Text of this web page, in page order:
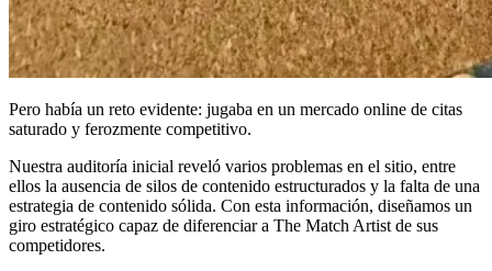
Pero había un reto evidente: jugaba en un mercado online de citas
saturado y ferozmente competitivo.
Nuestra auditoría inicial reveló varios problemas en el sitio, entre
ellos la ausencia de silos de contenido estructurados y la falta de una
estrategia de contenido sólida. Con esta información, diseñamos un
giro estratégico capaz de diferenciar a The Match Artist de sus
competidores.